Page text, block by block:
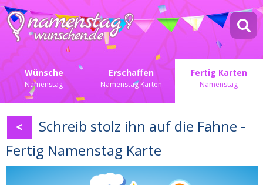
Wünsche
Namenstag
Erschaffen
Namenstag Karten
Fertig Karten
Namenstag
<
Schreib stolz ihn auf die Fahne -
Fertig Namenstag Karte